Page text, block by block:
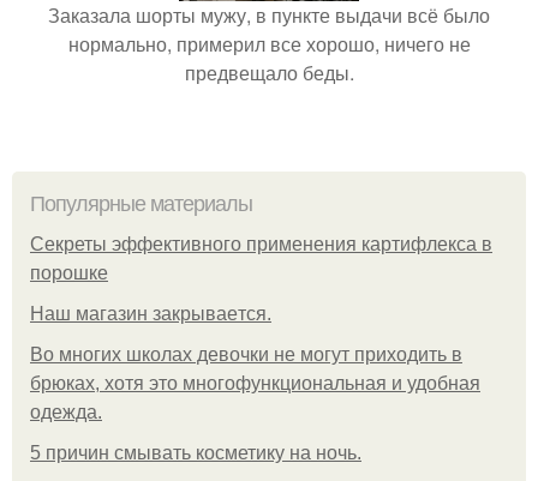
Заказала шорты мужу, в пункте выдачи всё было
нормально, примерил все хорошо, ничего не
предвещало беды.
Популярные материалы
Секреты эффективного применения картифлекса в
порошке
Нaш магaзин зaкрывaeтся.
Во многих школах девочки не могут приходить в
брюках, хотя это многофункциональная и удобная
одежда.
5 причин смывать косметику на ночь.